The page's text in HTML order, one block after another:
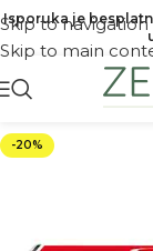
Skip to navigation
Skip to main
Isporuka je
-20%